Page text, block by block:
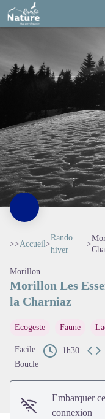
Morillon Les Esserts :
>>Accueil>
Rando
hiver
>
Morillon
Morillon Les
la Charniaz
Ecogeste Faune
Facile 1h30
Boucle
Embarquer
connexion